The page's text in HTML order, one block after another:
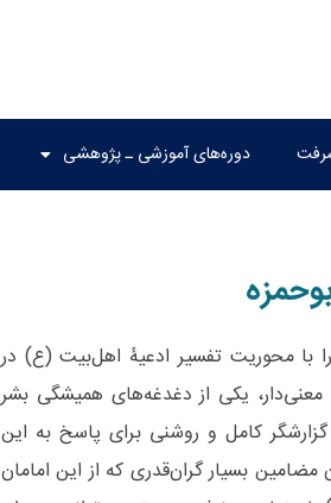
دوره‌های آموزشی ـ پژوهشی
با محوریت تفسیر ادعیۀ اهل‌بیت (ع) در
یکی از دغدغه‌‌های همیشگی بشر
کامل و روشنی برای پاسخ به این
بسیار گران‌قدری که از این امامان